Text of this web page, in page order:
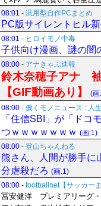
08:01 - 汎用型自作PCまとめ
PC版サイレントヒル
08:01 - ヒロイモノ中毒
子供向け漫画、謎の闇
08:00 - アナきゃぷ速報
鈴木奈穂子アナ 袖
【GIF動画あり】
(
08:00 - 働くモノニュース : 人
「住信SBI」が「ドコ
つｗｗｗｗｗｗｗ (画:1)
08:00 - 登山ちゃんねる
熊さん、人間が勝手
分虐殺だろ (画:1)
08:00 - footballnet【サッカーま
冨安健洋 プレミアリーグ